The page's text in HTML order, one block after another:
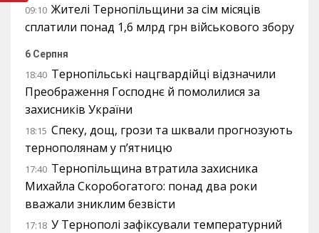
09:10 Жителі Тернопільщини за сім місяців
сплатили понад 1,6 млрд грн військового збору
6 Серпня
18:40 Тернопільські нацгвардійці відзначили
Преображення Господнє й помолилися за
захисників України
18:15 Спеку, дощ, грози та шквали прогнозують
тернополянам у п’ятницю
17:40 Тернопільщина втратила захисника
Михайла Скоробогатого: понад два роки
вважали зниклим безвісти
17:18 У Тернополі зафіксували температурний